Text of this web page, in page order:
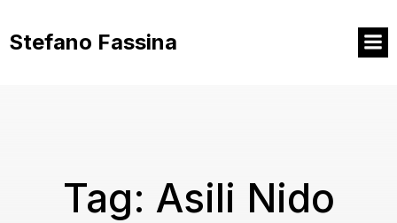
contenuto
Stefano Fassina
Tag: Asili Nido